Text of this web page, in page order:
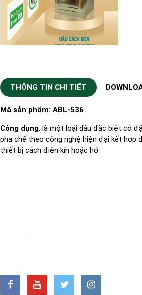
THÔNG TIN CHI TIẾT
Mã sản phẩm: ABL-536
Công dụng: là một loại dầu đặc biệt có
pha chế theo công nghệ hiện đại kết hợp
thiết bị cách điện kín hoặc hở.